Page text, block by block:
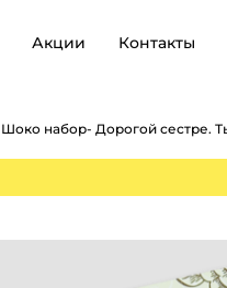
Акции Контакты